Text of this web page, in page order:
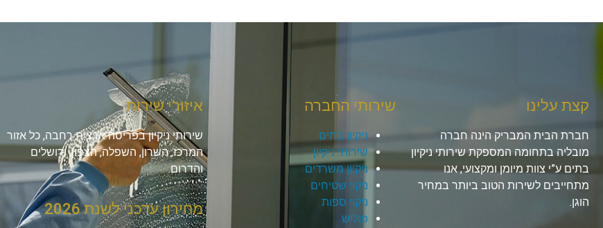
קצת עלינו
חברת הבית המבריק הינה חברה
מובליה בתחומה המספקת שירותי ניקיון
בתים ע”י צוות מיומן ומקצועי, אנו
מתחייבים לשירות הטוב ביותר במחיר
הוגן.
שירותי החברה
ניקיון בתים
שירותי ניקיון
ניקיון משרדים
ניקוי שטיחים
ניקוי ספות
פוליש
איזורי שירות
שירותי ניקיון בפריסה ארצית רחבה, כל אזור
המרכז, השרון, השפלה, הצפון, ירושלים
והדרום.
מחירון עדכני לשנת 2026